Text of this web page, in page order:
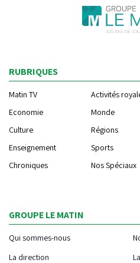
RUBRIQUES
Matin TV Activités
Economie
Monde
Culture
Régions
Enseignement
Sports
Chroniques
Nos Spéciaux
GROUPE LE MATIN
Qui sommes-nous
La direction